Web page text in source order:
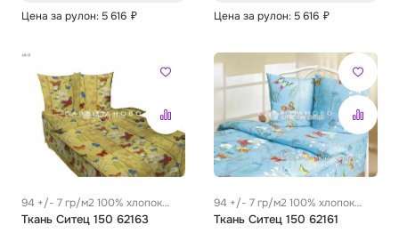
Цена за рулон: 5 616 ₽ Цена за рулон: 5 616 ₽
94 +/- 7 гр/м2 100% хлопок
0.28 м
Ткань Ситец 150 62163
94 +/- 7 гр/м2 100% хлопок
0.28 м
Ткань Ситец 150 62161